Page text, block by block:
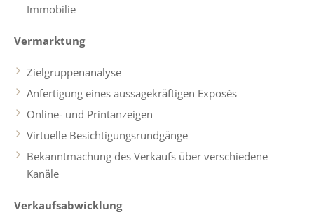
Immobilie
Vermarktung
Zielgruppenanalyse
Anfertigung eines aussagekräftigen Exposés
Online- und Printanzeigen
Virtuelle Besichtigungsrundgänge
Bekanntmachung des Verkaufs über verschiedene
Kanäle
Verkaufsabwicklung